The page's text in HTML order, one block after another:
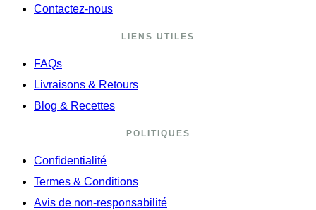
Contactez-nous
LIENS UTILES
FAQs
Livraisons & Retours
Blog & Recettes
POLITIQUES
Confidentialité
Termes & Conditions
Avis de non-responsabilité